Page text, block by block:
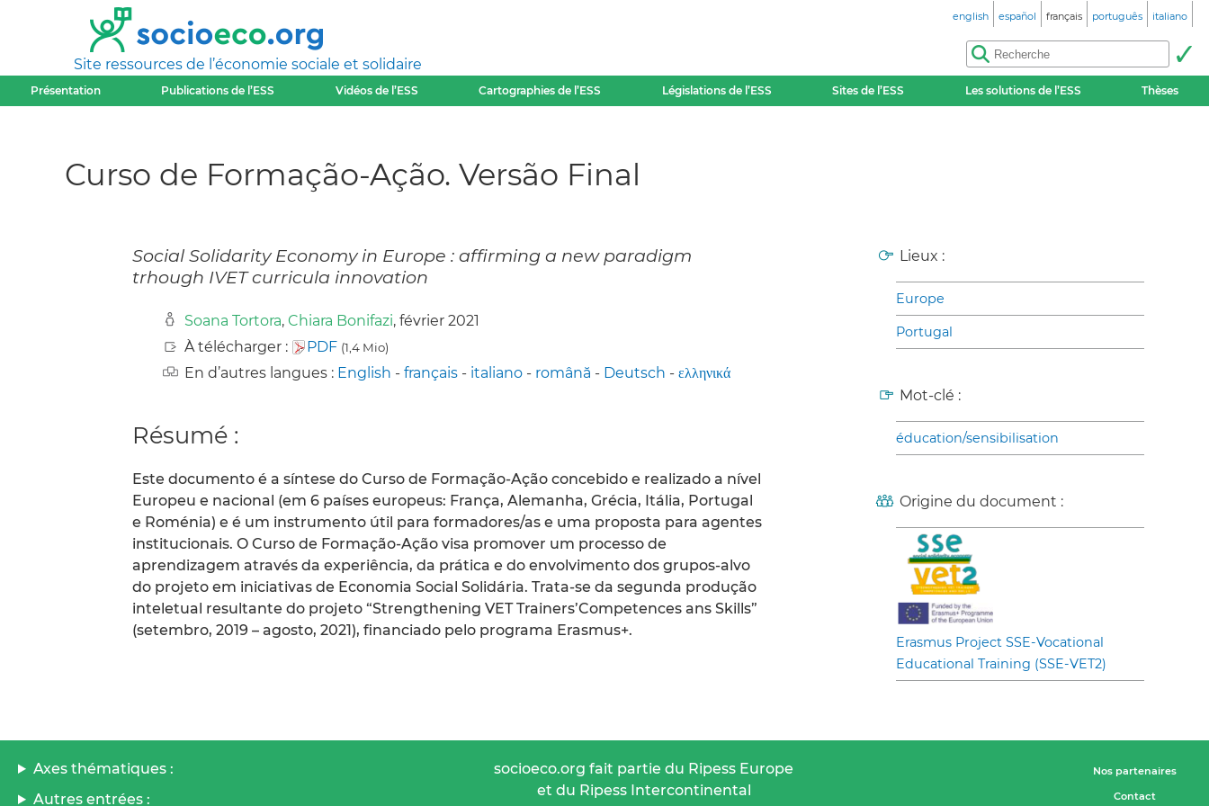
Site ressources de l’économie sociale et solidaire
english español français português italiano
Présentation Publications de l’ESS Vidéos de l’ESS Cartographies de l’ESS Législations de l’ESS Sites de l’ESS Les solutions de l’ESS Thèses
Curso de Formação-Ação. Versão Final
Social Solidarity Economy in Europe : affirming a new paradigm
trhough IVET curricula innovation
Soana Tortora, Chiara Bonifazi, février 2021
À télécharger :
PDF (1,4 Mio)
En d’autres langues : English - français - italiano - română - Deutsch - ελληνικά
Résumé :
Este documento é a síntese do Curso de Formação-Ação concebido e realizado a nível
Europeu e nacional (em 6 países europeus: França, Alemanha, Grécia, Itália, Portugal
e Roménia) e é um instrumento útil para formadores/as e uma proposta para agentes
institucionais. O Curso de Formação-Ação visa promover um processo de
aprendizagem através da experiência, da prática e do envolvimento dos grupos-alvo
do projeto em iniciativas de Economia Social Solidária. Trata-se da segunda produção
inteletual resultante do projeto “Strengthening VET Trainers’Competences ans Skills”
(setembro, 2019 – agosto, 2021), financiado pelo programa Erasmus+.
Lieux :
Europe
Portugal
Mot-clé :
éducation/sensibilisation
Origine du document :
Erasmus Project SSE-Vocational
Educational Training (SSE-VET2)
Axes thématiques :
Autres entrées :
socioeco.org fait partie du Ripess Europe
et du Ripess Intercontinental
Nos partenaires
Contact